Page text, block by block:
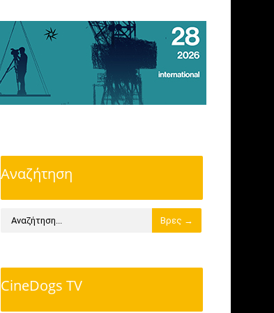
Αναζήτηση
CineDogs TV